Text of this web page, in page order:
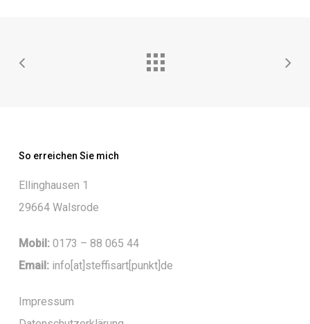
So erreichen Sie mich
Ellinghausen 1
29664 Walsrode
Mobil:0173 – 88 065 44
Email:info[at]steffisart[punkt]de
Impressum